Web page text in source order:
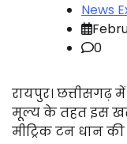
News
0
रायपुर। छत्तीसगढ़
मूल्य के तहत इस
मीट्रिक टन धान की